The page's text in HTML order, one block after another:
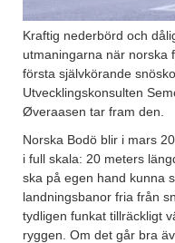
Kraftig nederbörd och
utmaningarna när norska
första självkörande
Utvecklingskonsulten
Øveraasen tar fram den.
Norska Bodö blir i mars
i full skala: 20 meters
ska på egen hand kunna
landningsbanor fria från
tydligen funkat tillräckligt
ryggen. Om det går bra